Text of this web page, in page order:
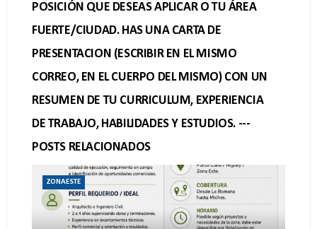
POSICIÓN QUE DESEAS APLICAR O TU ÁREA
FUERTE/CIUDAD. HAS UNA CARTA DE
PRESENTACION (ESCRIBIR EN EL MISMO
CORREO, EN EL CUERPO DEL MISMO) CON UN
RESUMEN DE TU CURRICULUM, EXPERIENCIA
DE TRABAJO, HABILIDADES Y ESTUDIOS. ---
POSTS RELACIONADOS
ZONAESTE